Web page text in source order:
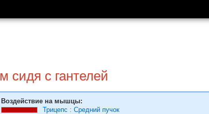
сидя с гантелей
Воздействие на мышцы:
Трицепс : Средний пучок